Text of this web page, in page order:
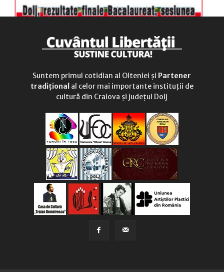
Suntem primul cotidian al Olteniei și Partener
tradițional al celor mai importante instituții de
cultură din Craiova și județul Dolj